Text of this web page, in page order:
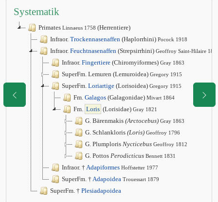
Systematik
Primates Linnaeus 1758 (Herrentiere)
Infraor. Trockennasenaffen (Haplorrhini) Pocock 1918
Infraor. Feuchtnasenaffen (Strepsirrhini) Geoffroy Saint-Hilaire
Infraor. Fingertiere (Chiromyiformes) Gray 1863
SuperFm. Lemuren (Lemuroidea) Gregory 1915
SuperFm. Loriartige (Lorisoidea) Gregory 1915
Fm. Galagos (Galagonidae) Mivart 1864
Fm. Loris (Lorisidae) Gray 1821
G. Bärenmakis (Arctocebus) Gray 1863
G. Schlankloris (Loris) Geoffroy 1796
G. Plumploris Nycticebus Geoffroy 1812
G. Pottos Perodicticus Bennett 1831
Infraor. † Adapiformes Hoffstetter 1977
SuperFm. † Adapoidea Trouessart 1879
SuperFm. † Plesiadapoidea